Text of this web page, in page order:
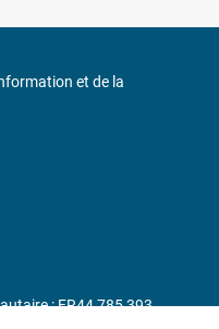
et de la
: FR44 785 393